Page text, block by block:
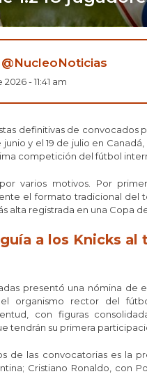
@NucleoNoticias
- 11:41 am
definitivas de convocados
y el 19 de julio en
competición del fútbol
varios motivos. Por
el formato tradicional del
alta registrada en una Copa
a los Knicks al
presentó una nómina de
organismo rector del
con figuras
tendrán su primera
de las convocatorias es la
Cristiano Ronaldo, con